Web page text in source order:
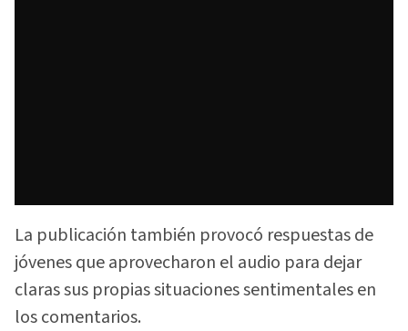
La publicación también provocó respuestas de
jóvenes que aprovecharon el audio para dejar
claras sus propias situaciones sentimentales en
los comentarios.